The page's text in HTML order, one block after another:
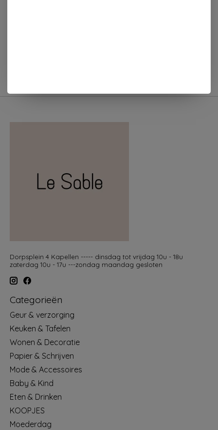
Dorpsplein 4 Kapellen ----- dinsdag tot vrijdag 10u - 18u
zaterdag 10u - 17u ---zondag maandag gesloten
Categorieën
Geur & verzorging
Keuken & Tafelen
Wonen & Decoratie
Papier & Schrijven
Mode & Accessoires
Baby & Kind
Eten & Drinken
KOOPJES
Moederdag